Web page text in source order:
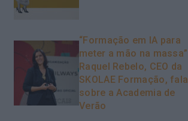
“Formação em IA para
meter a mão na massa”
Raquel Rebelo, CEO da
SKOLAE Formação, fala
sobre a Academia de
Verão